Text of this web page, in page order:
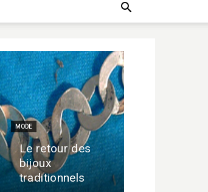
MODE
Le retour des
bijoux
traditionnels